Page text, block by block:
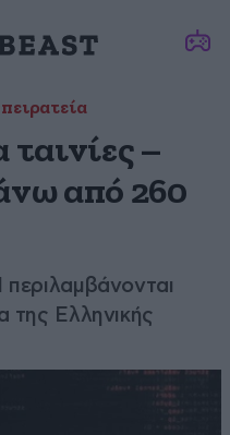
–
από 260
της Ελληνικής